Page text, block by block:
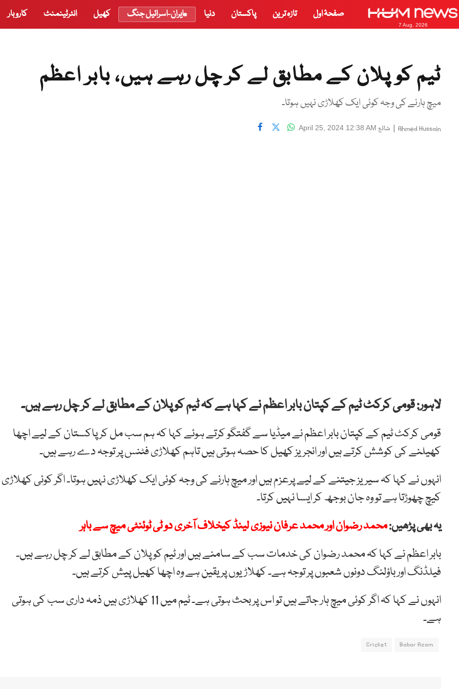
7 Aug, 2026
صفحۂ اول تازہ ترین پاکستان دنیا ایران-اسرائیل جنگ کھیل انٹرٹینمنٹ کاروبار
ٹیم کو پلان کے مطابق لے کر چل رہے ہیں، بابر اعظم
میچ ہارنے کی وجہ کوئی ایک کھلاڑی نہیں ہوتا۔
Ahmed Hussain
| شائع April 25, 2024 12:38 AM
لاہور: قومی کرکٹ ٹیم کے کپتان بابر اعظم نے کہا ہے کہ ٹیم کو پلان کے مطابق لے کر چل رہے ہیں۔
قومی کرکٹ ٹیم کے کپتان بابر اعظم نے میڈیا سے گفتگو کرتے ہوئے کہا کہ ہم سب مل کر پاکستان کے لیے اچھا
کھیلنے کی کوشش کرتے ہیں اور انجریز کھیل کا حصہ ہوتی ہیں تاہم کھلاڑی فٹنس پر توجہ دے رہے ہیں۔
انہوں نے کہا کہ سیریز جیتنے کے لیے پرعزم ہیں اور میچ ہارنے کی وجہ کوئی ایک کھلاڑی نہیں ہوتا۔ اگر کوئی کھلاڑی
کیچ چھوڑتا ہے تو وہ جان بوجھ کر ایسا نہیں کرتا۔
یہ بھی پڑھیں:محمد رضوان اور محمد عرفان نیوزی لینڈ کیخلاف آخری دو ٹی ٹوئنٹی میچ سے باہر
بابر اعظم نے کہا کہ محمد رضوان کی خدمات سب کے سامنے ہیں اور ٹیم کو پلان کے مطابق لے کر چل رہے ہیں۔
فیلڈنگ اور باؤلنگ دونوں شعبوں پر توجہ ہے۔ کھلاڑیوں پر یقین ہے وہ اچھا کھیل پیش کرتے ہیں۔
انہوں نے کہا کہ اگر کوئی میچ ہار جاتے ہیں تو اس پر بحث ہوتی ہے۔ ٹیم میں 11 کھلاڑی ہیں ذمہ داری سب کی ہوتی
ہے۔
Babar Azam
Cricket